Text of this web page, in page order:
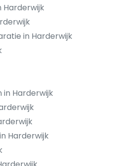
in Harderwijk
in Harderwijk
Harderwijk